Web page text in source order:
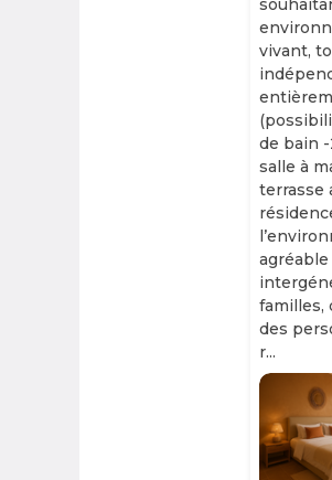
vivant,
de bain
salle à
terrasse
familles,
des
r...
Slide 1 of